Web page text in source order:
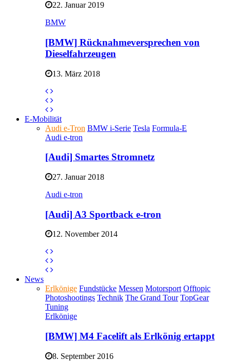
22. Januar 2019
BMW
[BMW] Rücknahmeversprechen von
Dieselfahrzeugen
13. März 2018
E-Mobilität
Audi e-Tron BMW i-Serie Tesla Formula-E
Audi e-tron
[Audi] Smartes Stromnetz
27. Januar 2018
Audi e-tron
[Audi] A3 Sportback e-tron
12. November 2014
News
Erlkönige Fundstücke Messen Motorsport Offtopic
Photoshootings Technik The Grand Tour TopGear
Tuning
Erlkönige
[BMW] M4 Facelift als Erlkönig ertappt
8. September 2016